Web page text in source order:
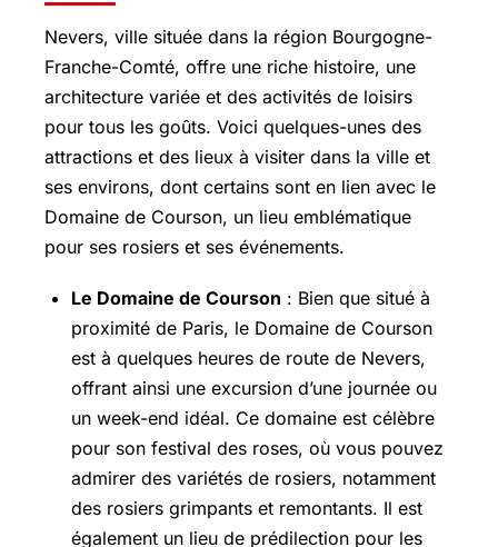
Nevers, ville située dans la région Bourgogne-
Franche-Comté, offre une riche histoire, une
architecture variée et des activités de loisirs
pour tous les goûts. Voici quelques-unes des
attractions et des lieux à visiter dans la ville et
ses environs, dont certains sont en lien avec le
Domaine de Courson, un lieu emblématique
pour ses rosiers et ses événements.
Le Domaine de Courson : Bien que situé à
proximité de Paris, le Domaine de Courson
est à quelques heures de route de Nevers,
offrant ainsi une excursion d’une journée ou
un week-end idéal. Ce domaine est célèbre
pour son festival des roses, où vous pouvez
admirer des variétés de rosiers, notamment
des rosiers grimpants et remontants. Il est
également un lieu de prédilection pour les